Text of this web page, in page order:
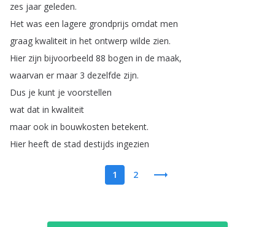
zes jaar geleden.
Het was een lagere grondprijs omdat men
graag kwaliteit in het ontwerp wilde zien.
Hier zijn bijvoorbeeld 88 bogen in de maak,
waarvan er maar 3 dezelfde zijn.
Dus je kunt je voorstellen
wat dat in kwaliteit
maar ook in bouwkosten betekent.
Hier heeft de stad destijds ingezien
1 2